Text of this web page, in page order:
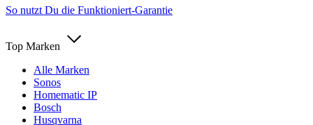
So nutzt Du die Funktioniert-Garantie
Top Marken
Alle Marken
Sonos
Homematic IP
Bosch
Husqvarna